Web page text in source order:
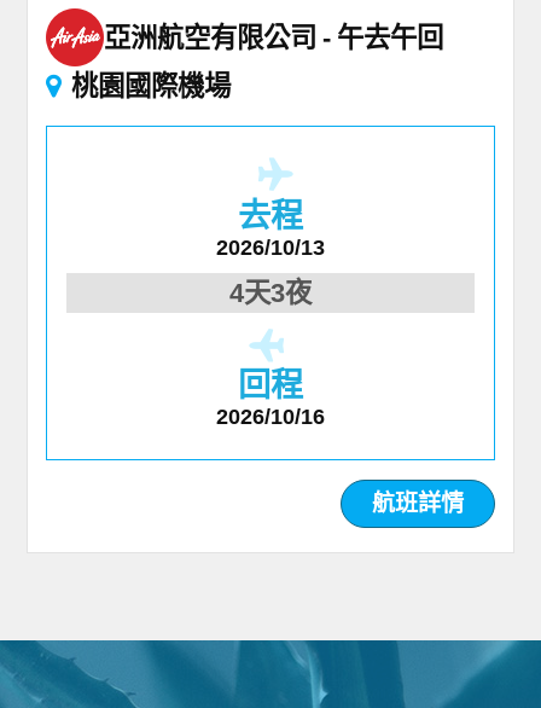
亞洲航空有限公司
午去午回
桃園國際機場
去程
2026/10/13
4天3夜
回程
2026/10/16
航班詳情